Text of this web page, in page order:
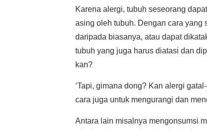
Karena alergi, tubuh seseorang
asing oleh tubuh. Dengan cara yang
daripada biasanya, atau dapat
tubuh yang juga harus diatasi dan
kan?
‘Tapi, gimana dong? Kan alergi
cara juga untuk mengurangi dan
Antara lain misalnya mengonsumsi